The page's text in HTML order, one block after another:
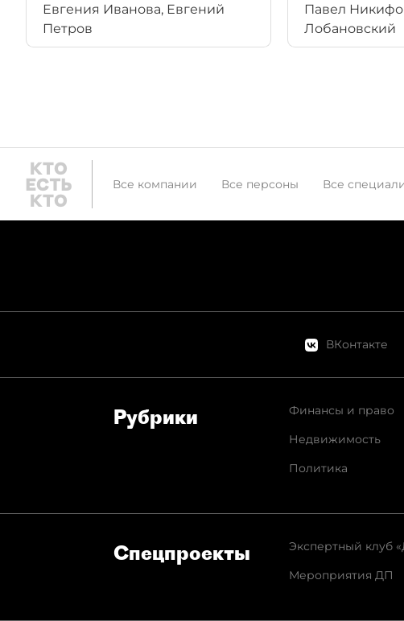
и арендаторов недвижимости.
Бизнес прогнозирует уход
в серые схемы и снижение
Евгения Иванова, Евгений
Петров
Павел
Лобановский
Все компании Все персоны Все
ВКонтакте
Рубрики
Финансы и право
Недвижимость
Политика
Спец­проекты
Экспертный клуб
Мероприятия ДП